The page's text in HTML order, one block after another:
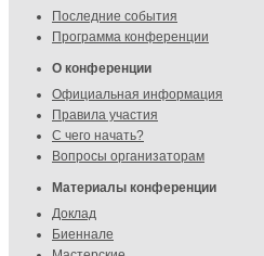
Последние события
Программа конференции
О конференции
Официальная информация
Правила участия
С чего начать?
Вопросы организаторам
Материалы конференции
Доклад
Биеннале